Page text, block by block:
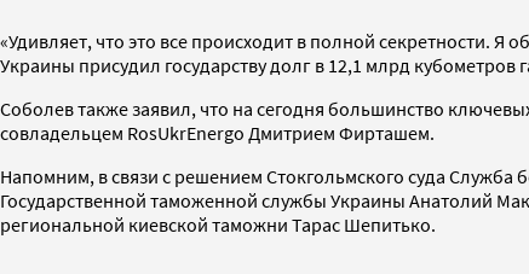
«Удивляет, что это все происходит в полной секретности.
Украины присудил государству долг в 12,1 млрд кубометров
Соболев также заявил, что на сегодня большинство
совладельцем RosUkrEnergo Дмитрием Фирташем.
Напомним, в связи с решением Стокгольмского суда Служба
Государственной таможенной службы Украины Анатолий
региональной киевской таможни Тарас Шепитько.